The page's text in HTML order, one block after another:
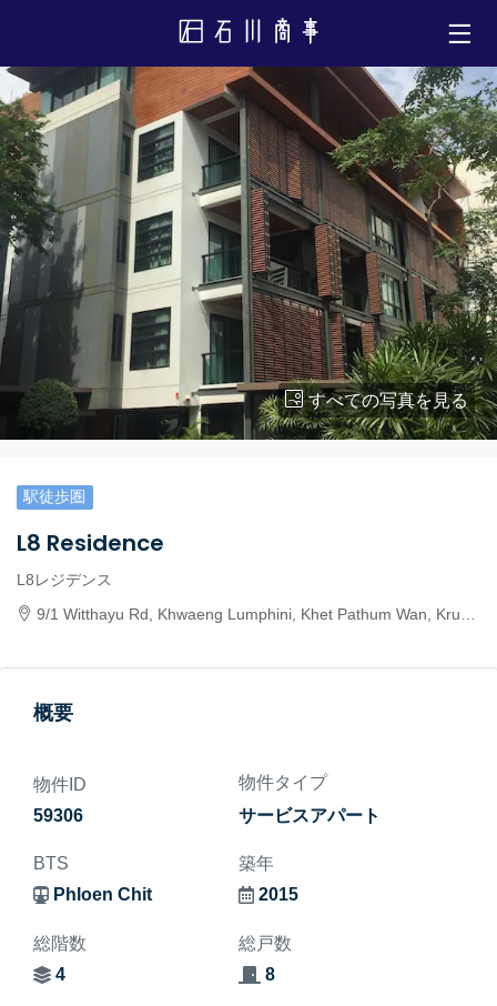
すべての写真を見る
駅徒歩圏
L8 Residence
L8レジデンス
9/1 Witthayu Rd, Khwaeng Lumphini, Khet Pathum Wan, Krung Thep Maha Nakhon 10330, Thailand
概要
物件ID
59306
物件タイプ
サービスアパート
BTS
Phloen Chit
築年
2015
総階数
4
総戸数
8